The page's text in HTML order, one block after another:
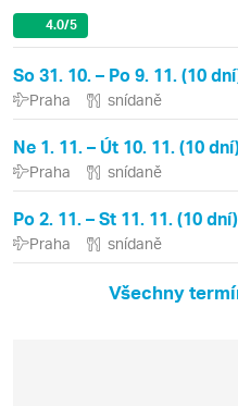
4.0/5
So 31. 10. – Po 9. 11. (10
Praha snídaně
Ne 1. 11. – Út 10. 11. (10 dní)
Praha snídaně
Po 2. 11. – St 11. 11. (10 dní)
Praha snídaně
Všechny